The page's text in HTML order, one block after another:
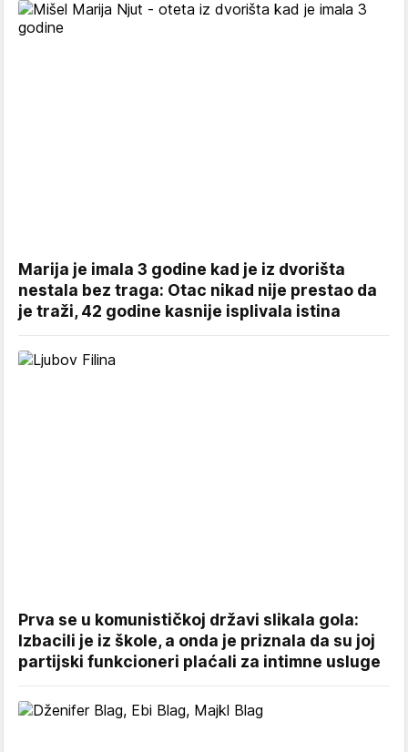
Marija je imala 3 godine kad je iz dvorišta
nestala bez traga: Otac nikad nije prestao da
je traži, 42 godine kasnije isplivala istina
Prva se u komunističkoj državi slikala gola:
Izbacili je iz škole, a onda je priznala da su joj
partijski funkcioneri plaćali za intimne usluge